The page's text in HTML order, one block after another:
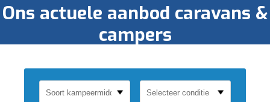
Ons actuele aanbod caravans &
campers